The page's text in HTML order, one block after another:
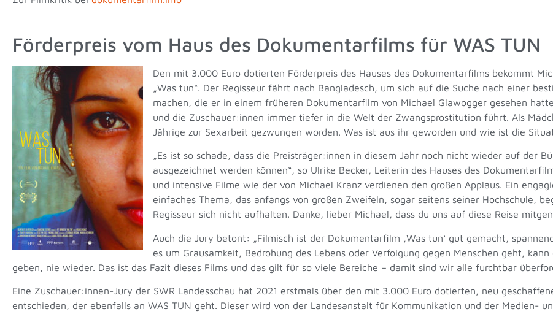
Förderpreis vom Haus des Dokumentarfilms für WAS TUN
Den mit 3.000 Euro dotierten Förderpreis des Hauses des Dokumentarfilms bekommt
„Was tun“. Der Regisseur fährt nach Bangladesch, um sich auf die Suche nach einer
machen, die er in einem früheren Dokumentarfilm von Michael Glawogger gesehen
und die Zuschauer:innen immer tiefer in die Welt der Zwangsprostitution führt. Als
Jährige zur Sexarbeit gezwungen worden. Was ist aus ihr geworden und wie ist die
„Es ist so schade, dass die Preisträger:innen in diesem Jahr noch nicht wieder auf der
ausgezeichnet werden können“, so Ulrike Becker, Leiterin des Hauses des
und intensive Filme wie der von Michael Kranz verdienen den großen Applaus. Ein
einfaches Thema, das anfangs von großen Zweifeln, sogar seitens seiner Hochschule,
Regisseur sich nicht aufhalten. Danke, lieber Michael, dass du uns auf diese Reise
Auch die Jury betont: „Filmisch ist der Dokumentarfilm ‚Was tun‘ gut gemacht,
es um Grausamkeit, Bedrohung des Lebens oder Verfolgung gegen Menschen geht,
geben, nie wieder. Das ist das Fazit dieses Films und das gilt für so viele Bereiche – damit sind wir alle furchtbar
Eine Zuschauer:innen-Jury der SWR Landesschau hat 2021 erstmals über den mit 3.000 Euro dotierten, neu
entschieden, der ebenfalls an WAS TUN geht. Dieser wird von der Landesanstalt für Kommunikation und der Medien-